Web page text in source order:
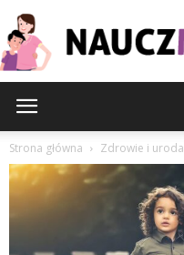
Strona główna Zdrowie i uroda